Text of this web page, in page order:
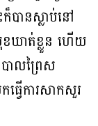
បានស្លាប់នៅ
ឃាត់ខ្លួន ហើយ
បាលព្រៃស
វើការសាកសួរ